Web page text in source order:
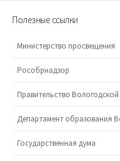
Полезные ссылки
Министерство просвещения
Рособрнадзор
Правительство
Департамент образования
Государственная дума